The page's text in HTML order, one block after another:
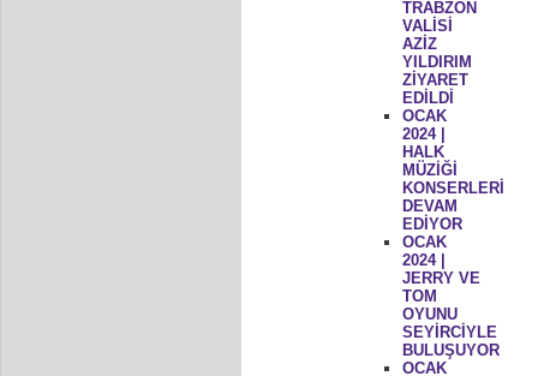
TRABZON
VALİSİ
AZİZ
YILDIRIM
ZİYARET
EDİLDİ
OCAK
2024 |
HALK
MÜZİĞİ
KONSERLERİ
DEVAM
EDİYOR
OCAK
2024 |
JERRY VE
TOM
OYUNU
SEYİRCİYLE
BULUŞUYOR
OCAK